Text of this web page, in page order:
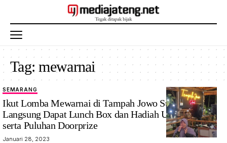
Tag:mewarnai
SEMARANG
Ikut Lomba Mewarnai di Tampah Jowo Sukirah,
Langsung Dapat Lunch Box dan Hadiah Uang Tunai
serta Puluhan Doorprize
Januari 28, 2023